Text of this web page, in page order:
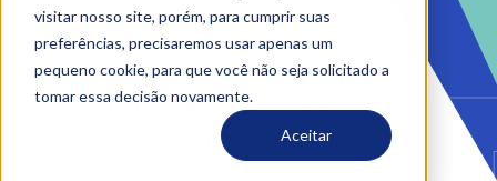
visitar nosso site, porém, para cumprir suas
preferências, precisaremos usar apenas um
pequeno cookie, para que você não seja solicitado a
tomar essa decisão novamente.
Aceitar
TÉCNICO EM
SEGURANÇA DO
TRABALHO